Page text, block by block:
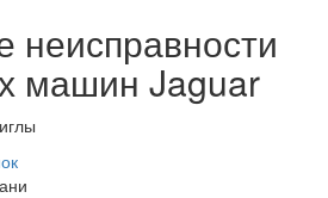
неисправности
машин Jaguar